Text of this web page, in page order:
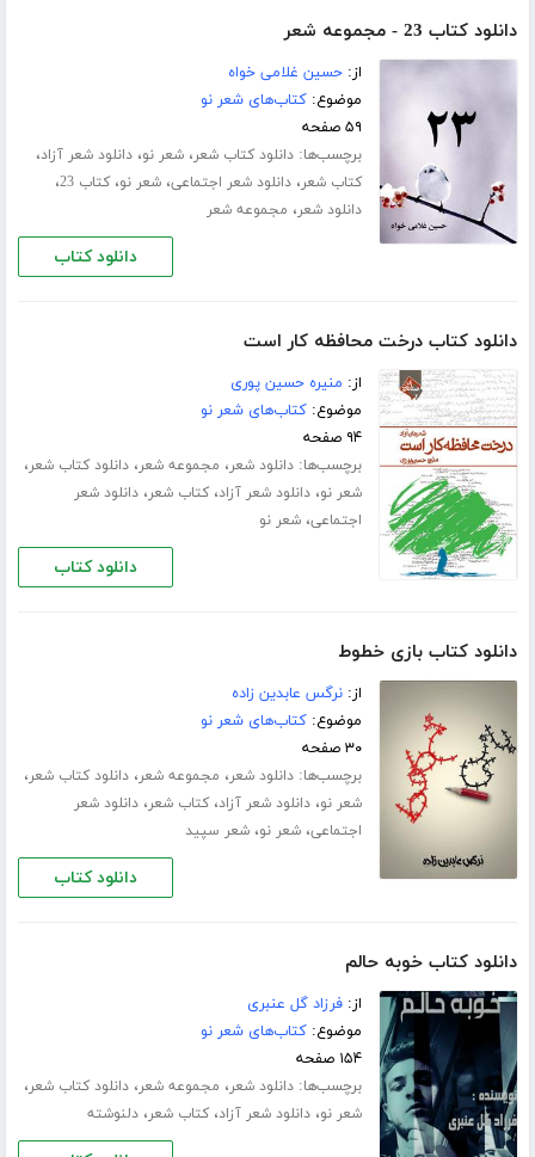
دانلود کتاب 23 - مجموعه شعر
از:حسین غلامی خواه
موضوع:کتاب‌های شعر نو
۵۹ صفحه
برچسب‌ها:دانلود کتاب شعر،شعر نو،دانلود شعر آزاد،
کتاب شعر،دانلود شعر اجتماعی،شعر نو،کتاب 23 ،
دانلود شعر، مجموعه شعر
دانلود کتاب
دانلود کتاب درخت محافظه کار است
از: منیره حسین پوری
موضوع:کتاب‌های شعر نو
۹۴ صفحه
برچسب‌ها:دانلود شعر، مجموعه شعر،دانلود کتاب شعر،
شعر نو،دانلود شعر آزاد،کتاب شعر،دانلود شعر
اجتماعی،شعر نو
دانلود کتاب
دانلود کتاب بازی خطوط
از:نرگس عابدین زاده
موضوع:کتاب‌های شعر نو
۳۰ صفحه
برچسب‌ها:دانلود شعر، مجموعه شعر،دانلود کتاب شعر،
شعر نو،دانلود شعر آزاد،کتاب شعر،دانلود شعر
اجتماعی،شعر نو،شعر سپید
دانلود کتاب
دانلود کتاب خوبه حالم
از:فرزاد گل عنبری
موضوع:کتاب‌های شعر نو
۱۵۴ صفحه
برچسب‌ها:دانلود شعر، مجموعه شعر،دانلود کتاب شعر،
شعر نو،دانلود شعر آزاد،کتاب شعر،دلنوشته